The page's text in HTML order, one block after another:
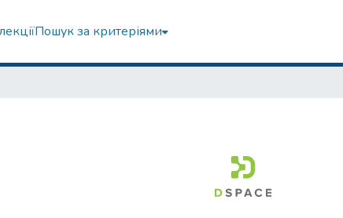
Пошук за критеріями